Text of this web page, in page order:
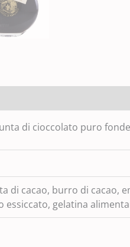
di cioccolato puro
di cacao, burro di cacao,
gelatina